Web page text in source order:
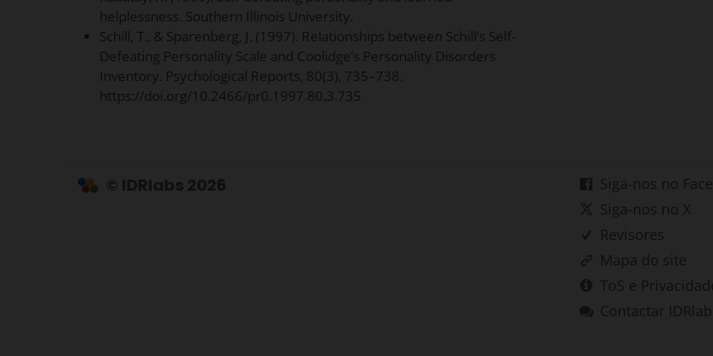
helplessness. Southern Illinois University.
Schill, T., & Sparenberg, J. (1997). Relationships between Schill’s Self-
Defeating Personality Scale and Coolidge’s Personality Disorders
Inventory. Psychological Reports, 80(3), 735–738.
https://doi.org/10.2466/pr0.1997.80.3.735
Siga-nos no
Siga-nos no X
Revisores
Mapa do site
ToS e
Contactar